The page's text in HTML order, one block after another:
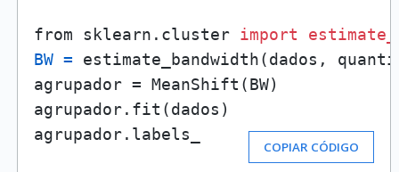
from sklearn.cluster import
BW = estimate_bandwidth(dados,
agrupador = MeanShift(BW)
agrupador.fit(dados)
agrupador.labels_
COPIAR CÓDIGO